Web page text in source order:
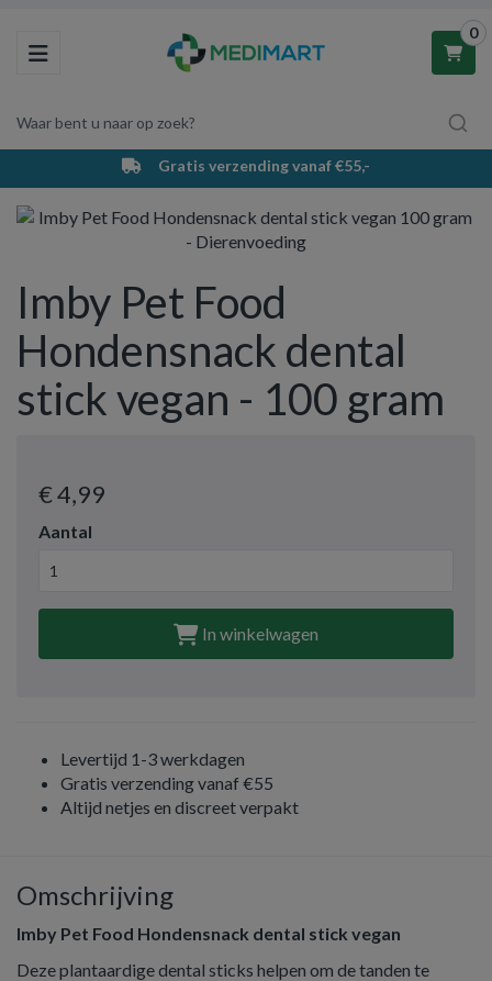
Toggle navigation
Waar bent u naar op zoek?
0
Winkelwagen
Vul hem met producten.
Gratis verzending vanaf €55,-
Imby Pet Food
Hondensnack dental
stick vegan - 100 gram
€ 4,99
Aantal
In winkelwagen
Levertijd 1-3 werkdagen
Gratis verzending vanaf €55
Altijd netjes en discreet verpakt
Omschrijving
Imby Pet Food Hondensnack dental stick vegan
Deze plantaardige dental sticks helpen om de tanden te